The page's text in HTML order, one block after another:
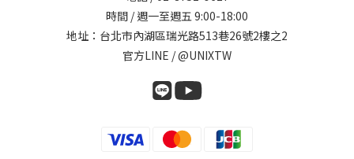
時間 / 週一至週五 9:00-18:00
地址：台北市內湖區瑞光路513巷26號2樓之2
官方LINE / @UNIXTW